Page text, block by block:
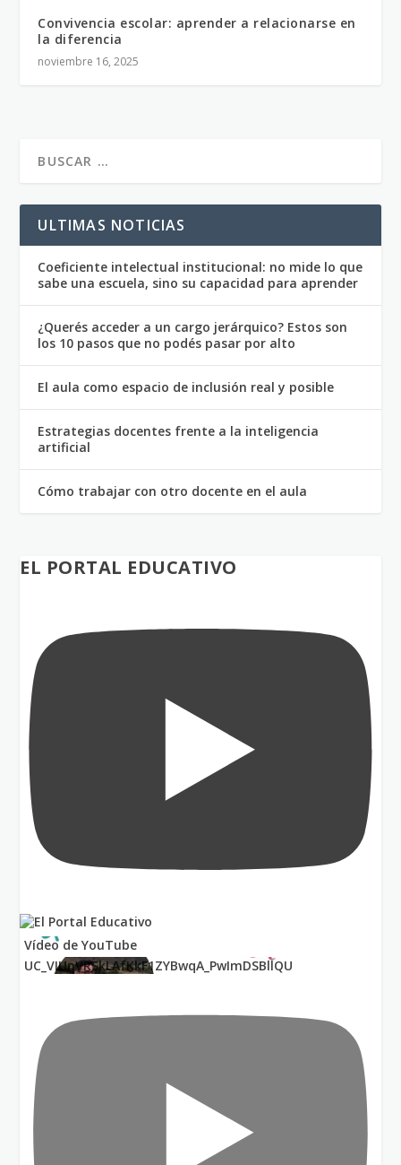
Convivencia escolar: aprender a relacionarse en
la diferencia
noviembre 16, 2025
ULTIMAS NOTICIAS
Coeficiente intelectual institucional: no mide lo que
sabe una escuela, sino su capacidad para aprender
¿Querés acceder a un cargo jerárquico? Estos son
los 10 pasos que no podés pasar por alto
El aula como espacio de inclusión real y posible
Estrategias docentes frente a la inteligencia
artificial
Cómo trabajar con otro docente en el aula
EL PORTAL EDUCATIVO
Vídeo de YouTube
UC_VIUnVRSkLAfKkF1ZYBwqA_PwImDSBllQU